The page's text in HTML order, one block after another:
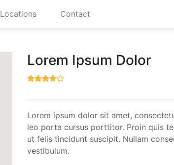
Locations Contact
Lorem Ipsum Dolor
Lorem ipsum dolor sit amet,
leo porta cursus porttitor. Proin quis
ut felis tincidunt suscipit. Nullam
vestibulum.